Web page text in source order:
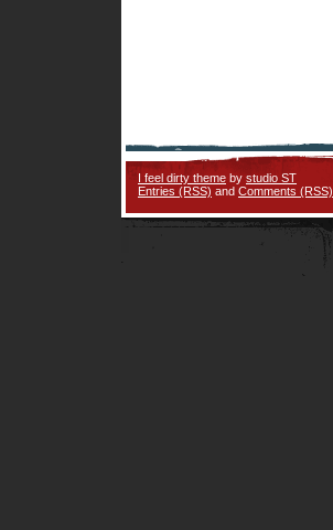
I feel dirty theme by studio ST
Entries (RSS) and Comments (RSS)